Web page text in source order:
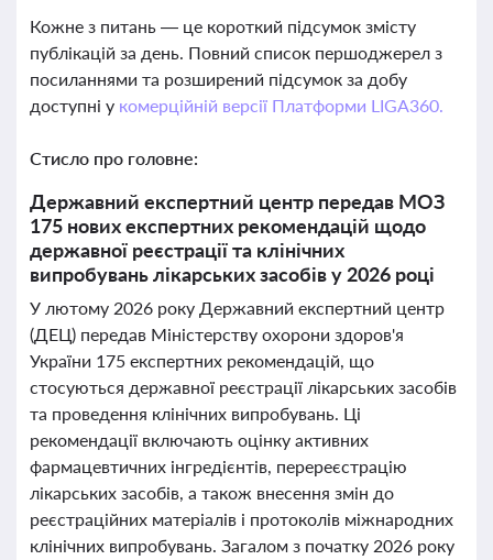
Кожне з питань — це короткий підсумок змісту
публікацій за день. Повний список першоджерел з
посиланнями та розширений підсумок за добу
доступні у комерційній версії Платформи LIGA360.
Стисло про головне:
Державний експертний центр передав МОЗ
175 нових експертних рекомендацій щодо
державної реєстрації та клінічних
випробувань лікарських засобів у 2026 році
У лютому 2026 року Державний експертний центр
(ДЕЦ) передав Міністерству охорони здоров'я
України 175 експертних рекомендацій, що
стосуються державної реєстрації лікарських засобів
та проведення клінічних випробувань. Ці
рекомендації включають оцінку активних
фармацевтичних інгредієнтів, перереєстрацію
лікарських засобів, а також внесення змін до
реєстраційних матеріалів і протоколів міжнародних
клінічних випробувань. Загалом з початку 2026 року